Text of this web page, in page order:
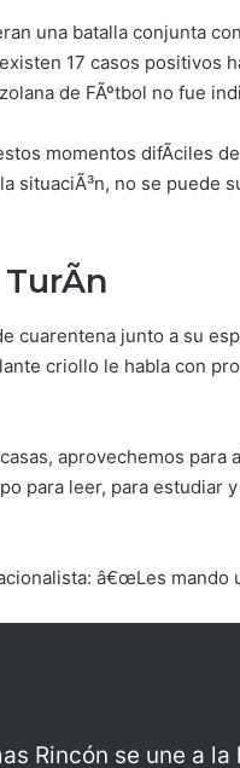
una batalla conjunta
17 casos positivos
de FÃºtbol no fue
momentos difÃ­ciles
situaciÃ³n, no se puede
TurÃ­n
cuarentena junto a su
criollo le habla con
aprovechemos para
para leer, para estudiar
â€œLes
Rincón se une a